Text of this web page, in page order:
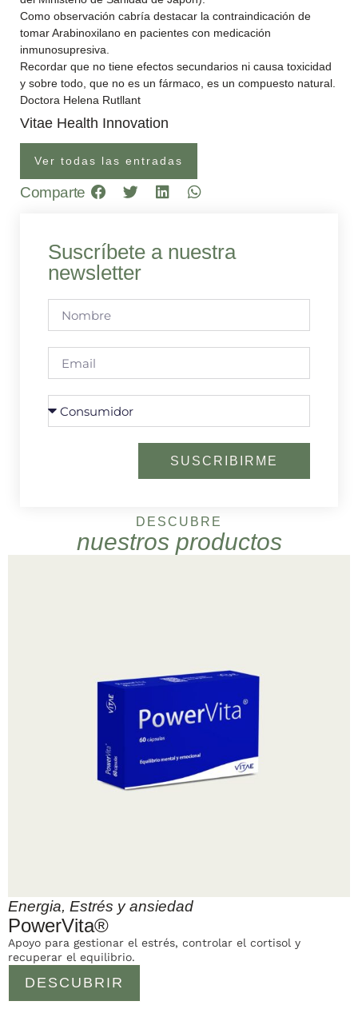
Como observación cabría destacar la contraindicación de
tomar Arabinoxilano en pacientes con medicación
inmunosupresiva.
Recordar que no tiene efectos secundarios ni causa toxicidad
y sobre todo, que no es un fármaco, es un compuesto natural.
Doctora Helena Rutllant
Vitae Health Innovation
Ver todas las entradas
Comparte
Suscríbete a nuestra
newsletter
SUSCRIBIRME
DESCUBRE
nuestros productos
Energia, Estrés y ansiedad
PowerVita®
DESCUBRIR
Apoyo para gestionar el estrés, controlar el cortisol y
recuperar el equilibrio.